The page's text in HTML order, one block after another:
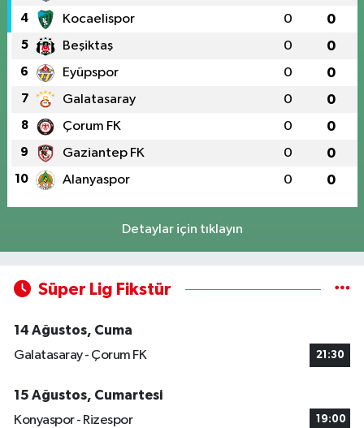
4 Kocaelispor 0 0
5 Beşiktaş 0 0
6 Eyüpspor 0 0
7 Galatasaray 0 0
8 Çorum FK 0 0
9 Gaziantep FK 0 0
10 Alanyaspor 0 0
Detaylar için tıklayın
Süper Lig Fikstür
14 Ağustos, Cuma
Galatasaray - Çorum FK
21:30
15 Ağustos, Cumartesi
Konyaspor - Rizespor
19:00